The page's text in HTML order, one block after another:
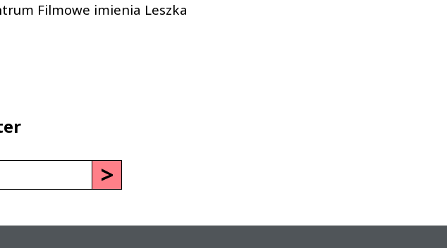
Filmowe imienia Leszka